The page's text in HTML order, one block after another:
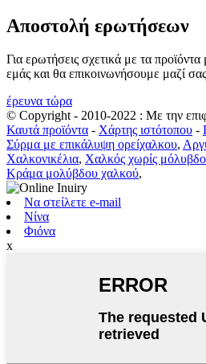
Αποστολή ερωτήσεων
Για ερωτήσεις σχετικά με τα
εμάς και θα επικοινωνήσουμε μαζί
έρευνα τώρα
© Copyright - 2010-2022 : Με την
Καυτά προϊόντα - Χάρτης ιστότοπου -
Σύρμα με επικάλυψη ορείχαλκου,
Χαλκονικέλια, Χαλκός χωρίς μόλυβδο
Κράμα μολύβδου χαλκού,
Να στείλετε e-mail
Νίνα
Φιόνα
x